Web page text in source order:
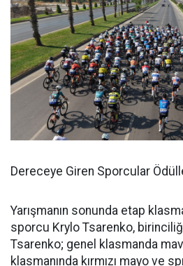
Dereceye Giren Sporcular
Yarışmanın sonunda etap
sporcu Krylo Tsarenko,
Tsarenko; genel klasmanda
klasmanında kırmızı mayo ve